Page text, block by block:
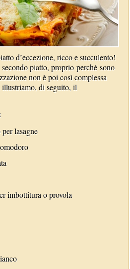
d’eccezione, ricco e succulento!
piatto, proprio perché sono
non è poi così complessa
illustriamo, di seguito, il
lasagne
imbottitura o provola